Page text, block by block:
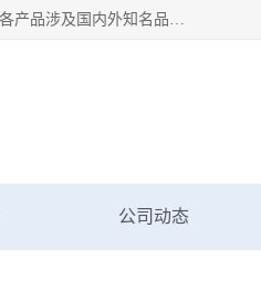
专业配送水暖器材、光源灯具、五金交电等维修物资，飞利浦，佛山照明，世达，博世，九牧，特陶等各产品涉及国内外知名品牌。公司专注与物业、学校、酒店、工厂等单位合作，提供一站式配送服务，降低客户综合成本。依托电子商务改变传统模式，以专业的团队为客户提供24H物资配送到达，货到月结、统一开票，便捷退换等服务，提高了企业的运营效率。
公司动态